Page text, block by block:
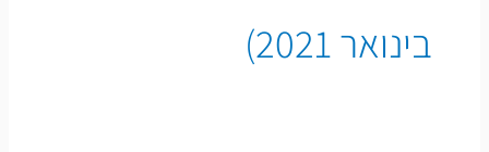
בינואר 2021)